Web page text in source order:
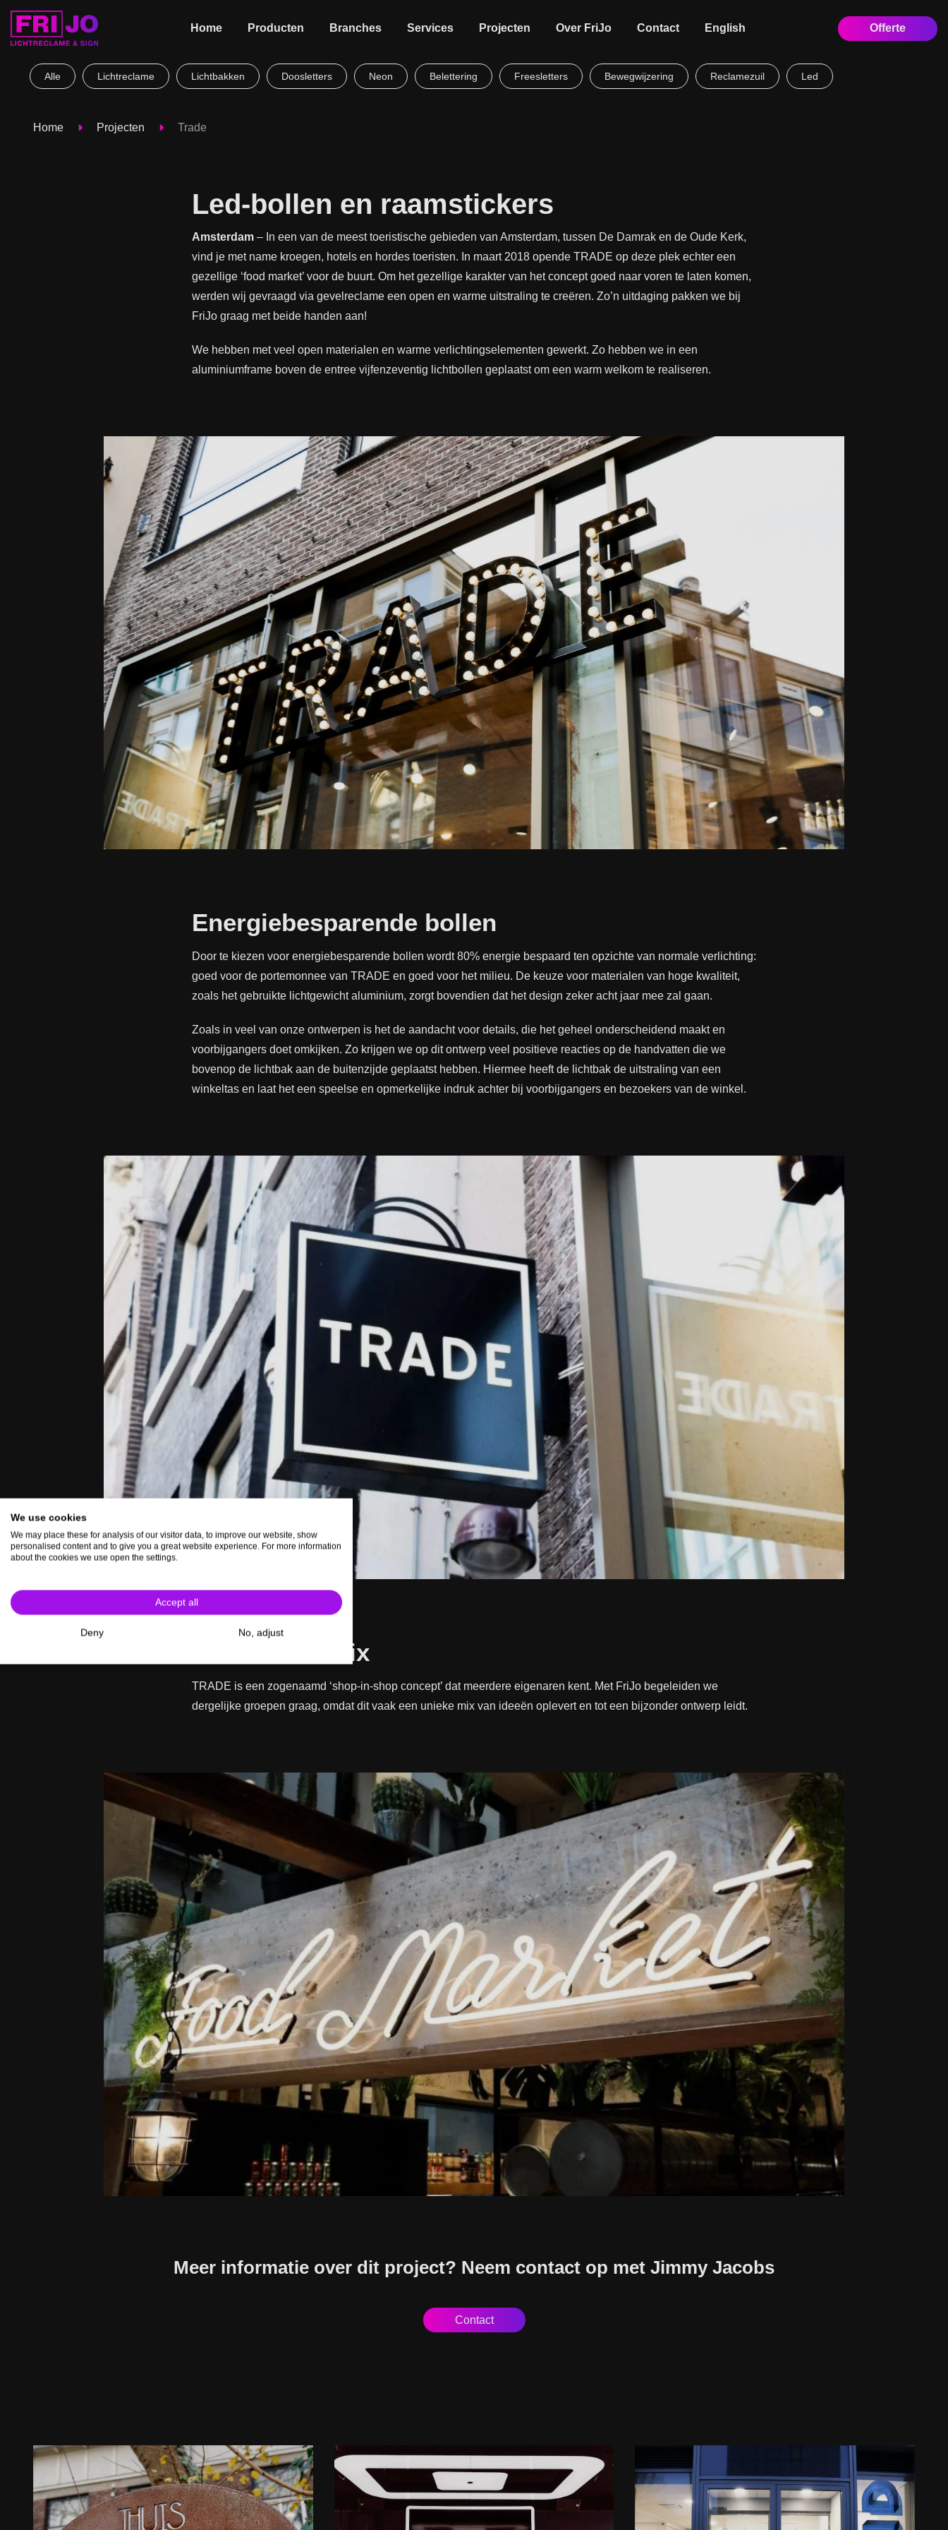
Home Producten Branches Services Projecten Over FriJo Contact English Offerte
Alle Lichtreclame Lichtbakken Doosletters Neon Belettering Freesletters Bewegwijzering Reclamezuil Led
Home Projecten Trade
Led-bollen en raamstickers
Amsterdam – In een van de meest toeristische gebieden van Amsterdam, tussen De Damrak en de Oude Kerk,
vind je met name kroegen, hotels en hordes toeristen. In maart 2018 opende TRADE op deze plek echter een
gezellige ‘food market’ voor de buurt. Om het gezellige karakter van het concept goed naar voren te laten komen,
werden wij gevraagd via gevelreclame een open en warme uitstraling te creëren. Zo’n uitdaging pakken we bij
FriJo graag met beide handen aan!
We hebben met veel open materialen en warme verlichtingselementen gewerkt. Zo hebben we in een
aluminiumframe boven de entree vijfenzeventig lichtbollen geplaatst om een warm welkom te realiseren.
Energiebesparende bollen
Door te kiezen voor energiebesparende bollen wordt 80% energie bespaard ten opzichte van normale verlichting:
goed voor de portemonnee van TRADE en goed voor het milieu. De keuze voor materialen van hoge kwaliteit,
zoals het gebruikte lichtgewicht aluminium, zorgt bovendien dat het design zeker acht jaar mee zal gaan.
Zoals in veel van onze ontwerpen is het de aandacht voor details, die het geheel onderscheidend maakt en
voorbijgangers doet omkijken. Zo krijgen we op dit ontwerp veel positieve reacties op de handvatten die we
bovenop de lichtbak aan de buitenzijde geplaatst hebben. Hiermee heeft de lichtbak de uitstraling van een
winkeltas en laat het een speelse en opmerkelijke indruk achter bij voorbijgangers en bezoekers van de winkel.
Een unieke mix
TRADE is een zogenaamd ‘shop-in-shop concept’ dat meerdere eigenaren kent. Met FriJo begeleiden we
dergelijke groepen graag, omdat dit vaak een unieke mix van ideeën oplevert en tot een bijzonder ontwerp leidt.
Meer informatie over dit project? Neem contact op met Jimmy Jacobs
Contact
We use cookies
We may place these for analysis of our visitor data, to improve our website, show
personalised content and to give you a great website experience. For more information
about the cookies we use open the settings.
Accept all
Deny No, adjust